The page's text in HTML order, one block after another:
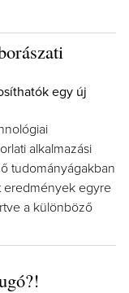
egy új
alkalmazási
tudományágakban
eredmények egyre
a különböző